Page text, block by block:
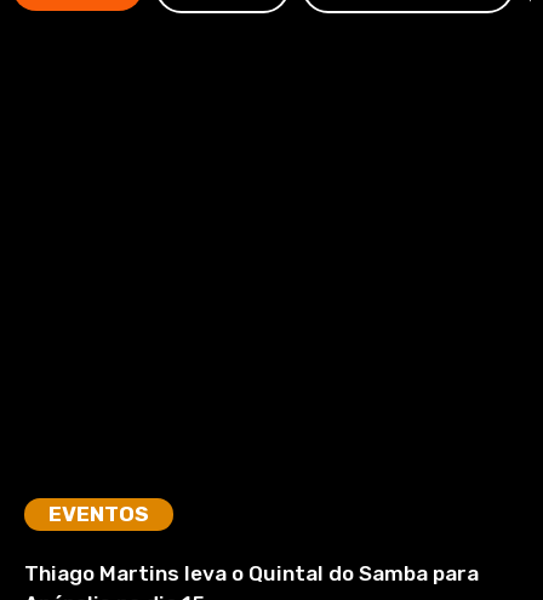
EVENTOS
Thiago Martins leva o Quintal do Samba para